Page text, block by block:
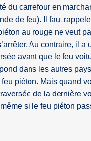
du carrefour en
de feu). Il faut
au rouge ne veut
Au contraire, il a
avant que le feu
dans les autres
piéton. Mais quand
de la dernière
si le feu piéton